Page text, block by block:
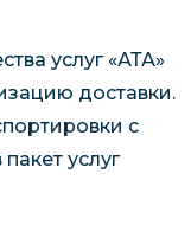
услуг «АТА»
доставки.
с
услуг